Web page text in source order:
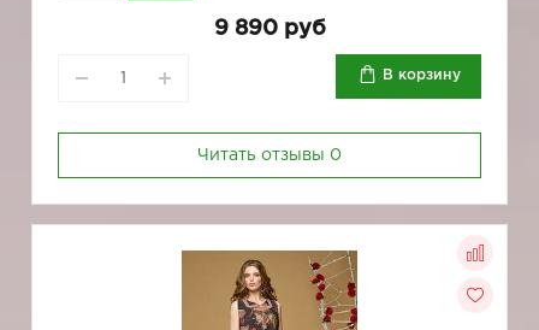
9 890 руб
В корзину
Читать отзывы 0